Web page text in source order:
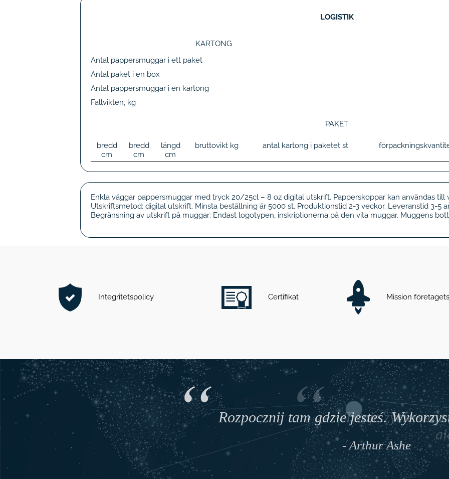
LOGISTIK
KARTONG
Antal pappersmuggar i ett paket
Antal paket i en box
Antal pappersmuggar i en kartong
Fallvikten, kg
PAKET
bredd
cm
bredd
cm
längd
cm
bruttovikt kg antal kartong i paketet st.
Enkla väggar pappersmuggar med tryck 20/25cl – 8 oz digital utskrift. Papperskoppar kan användas till
Utskriftsmetod: digital utskrift. Minsta beställning är 5000 st. Produktionstid 2-3 veckor. Leveranstid 3-5
Begränsning av utskrift på muggar: Endast logotypen, inskriptionerna på den vita muggar. Muggens
Integritetspolicy Certifikat Mission
Rozpocznij tam gdzie jesteś. Wykorzystaj to
- Arthur Ashe
Twoje